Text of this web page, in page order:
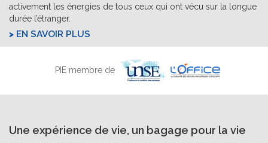
activement les énergies de tous ceux qui ont vécu sur la longue
durée l’étranger.
EN SAVOIR PLUS
PIE membre de
Une expérience de vie, un bagage pour la vie